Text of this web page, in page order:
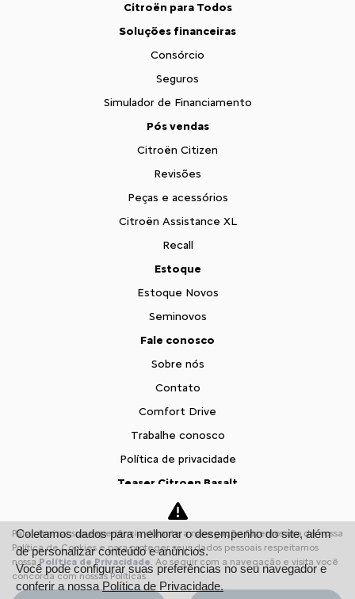
Citroën para Todos
Soluções financeiras
Consórcio
Seguros
Simulador de Financiamento
Pós vendas
Citroën Citizen
Revisões
Peças e acessórios
Citroën Assistance XL
Recall
Estoque
Estoque Novos
Seminovos
Fale conosco
Sobre nós
Contato
Comfort Drive
Trabalhe conosco
Política de privacidade
Teaser Citroen Basalt
Desacelere. Seu bem maior é a vida.
Desenvolvido pela DEALERSPACE ® Direitos Reservados.
Para otimizar sua experiência durante a navegação, fazemos uso de nossa
Política de Cookies e para proteger seus dados pessoais respeitamos
nossaPolítica de Privacidade. Ao seguir com a navegação e visita você
concorda com nossas Políticas.
Variavel de email vai ser: Variavel de JS > g_ECObj.email
Coletamos dados para melhorar o desempenho do site, além
de personalizar conteúdo e anúncios.
Você pode configurar suas preferências no seu navegador e
conferir a nossa Política de Privacidade.